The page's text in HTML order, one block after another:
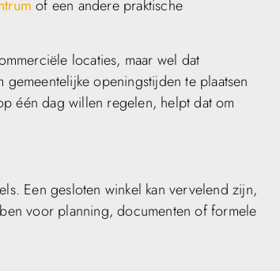
of een andere praktische
locaties, maar wel dat
openingstijden te plaatsen
één dag willen regelen, helpt dat om
Een gesloten winkel kan vervelend zijn,
voor planning, documenten of formele